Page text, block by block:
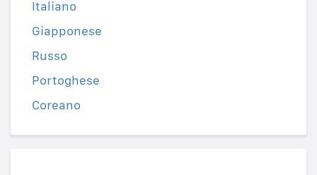
Italiano
Giapponese
Russo
Portoghese
Coreano